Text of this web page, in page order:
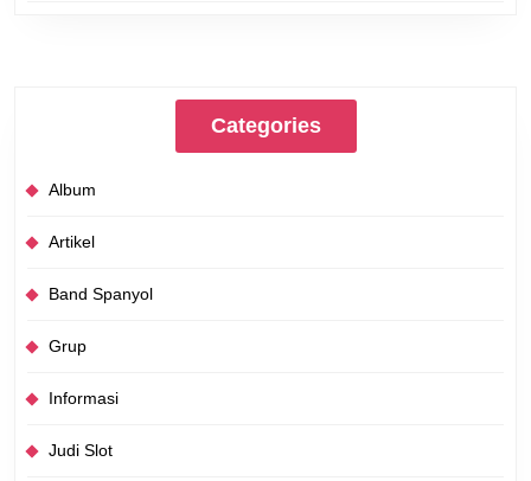
Categories
Album
Artikel
Band Spanyol
Grup
Informasi
Judi Slot